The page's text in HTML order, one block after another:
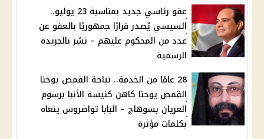
عفو رئاسي جديد بمناسبة 23 يوليو..
السيسي يُصدر قرارًا جمهوريًا بالعفو عن
عدد من المحكوم عليهم – نشر بالجريدة
الرسمية
28 عامًا من الخدمة.. نياحة القمص يوحنا
القمص يوحنا كاهن كنيسة الأنبا برسوم
العريان بسوهاج – البابا تواضروس ينعاه
بكلمات مؤثرة